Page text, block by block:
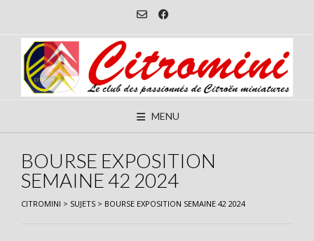
content
MENU
BOURSE EXPOSITION
SEMAINE 42 2024
CITROMINI > SUJETS > BOURSE EXPOSITION SEMAINE 42 2024